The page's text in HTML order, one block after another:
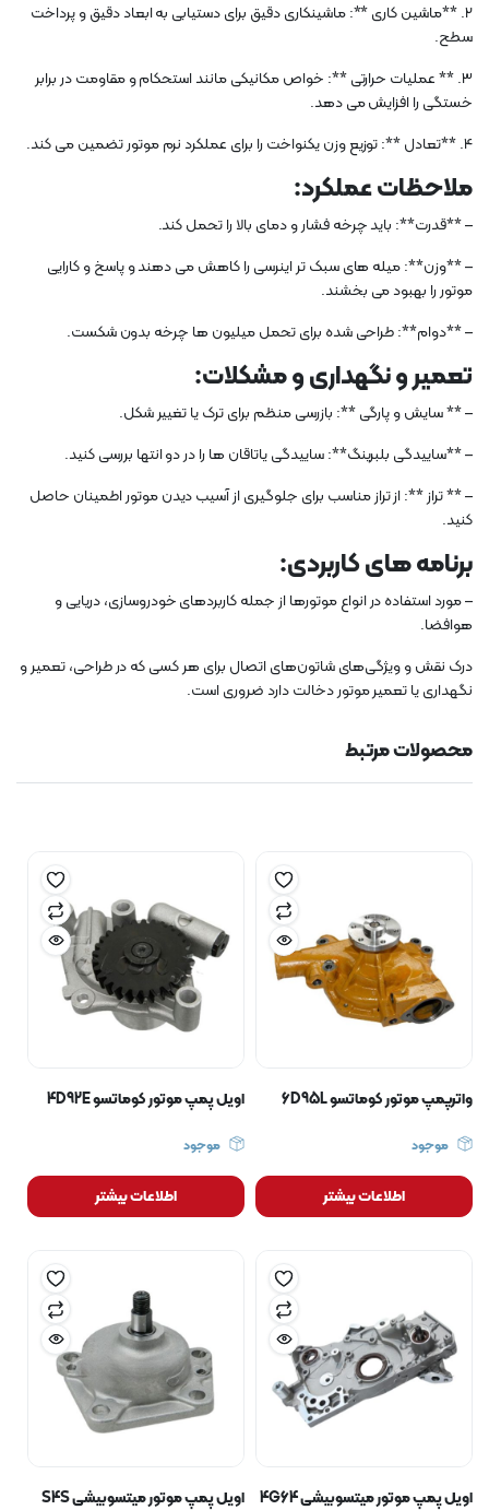
2. **ماشین کاری **: ماشینکاری دقیق برای دستیابی به ابعاد دقیق و پرداخت
سطح.
3. ** عملیات حرارتی **: خواص مکانیکی مانند استحکام و مقاومت در برابر
خستگی را افزایش می دهد.
4. **تعادل **: توزیع وزن یکنواخت را برای عملکرد نرم موتور تضمین می کند.
ملاحظات عملکرد:
– **قدرت**: باید چرخه فشار و دمای بالا را تحمل کند.
– **وزن**: میله های سبک تر اینرسی را کاهش می دهند و پاسخ و کارایی
موتور را بهبود می بخشند.
– **دوام**: طراحی شده برای تحمل میلیون ها چرخه بدون شکست.
تعمیر و نگهداری و مشکلات:
– ** سایش و پارگی **: بازرسی منظم برای ترک یا تغییر شکل.
– **ساییدگی بلبرینگ**: ساییدگی یاتاقان ها را در دو انتها بررسی کنید.
– ** تراز **: از تراز مناسب برای جلوگیری از آسیب دیدن موتور اطمینان حاصل
کنید.
برنامه های کاربردی:
– مورد استفاده در انواع موتورها از جمله کاربردهای خودروسازی، دریایی و
هوافضا.
درک نقش و ویژگی‌های شاتون‌های اتصال برای هر کسی که در طراحی، تعمیر و
نگهداری یا تعمیر موتور دخالت دارد ضروری است.
محصولات مرتبط
واترپمپ موتور کوماتسو 6D95L
موجود
اطلاعات بیشتر
اویل پمپ موتور کوماتسو 4D92E
موجود
اطلاعات بیشتر
اویل پمپ موتور میتسوبیشی 4G64 اویل پمپ موتور میتسوبیشی S4S